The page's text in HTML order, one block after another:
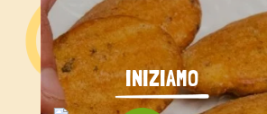
INIZIAMO